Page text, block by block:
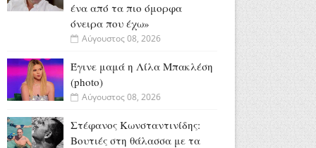
ένα από τα πιο όμορφα
όνειρα που έχω»
Αύγουστος 08, 2026
Έγινε μαμά η Λίλα Μπακλέση
(photo)
Αύγουστος 08, 2026
Στέφανος Κωνσταντινίδης:
Βουτιές στη θάλασσα με τα